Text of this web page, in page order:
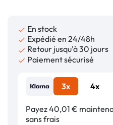
 En stock
 Expédié en 24/48h
 Retour jusqu'à 30 jours
 Paiement sécurisé
3x 4x
Payez 40,01 €
sans frais